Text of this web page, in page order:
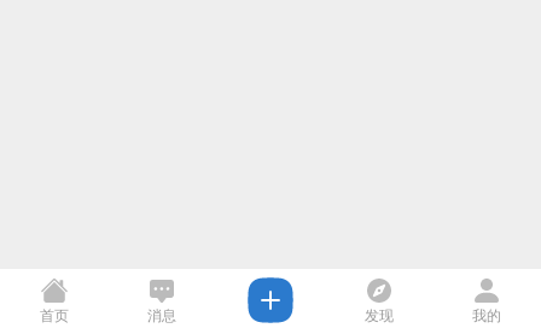
首页 消息 发现 我的